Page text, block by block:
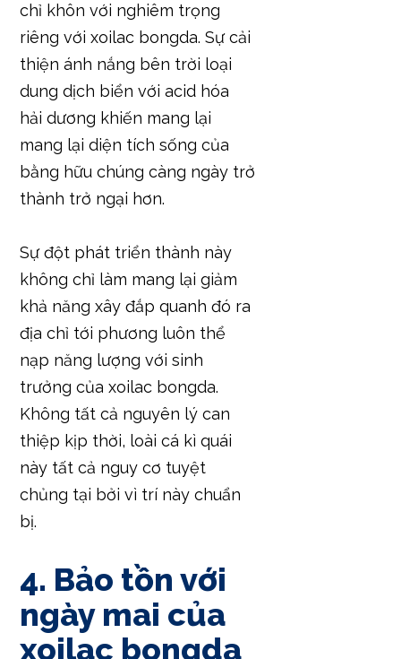
chỉ khôn với nghiêm trọng
riêng với xoilac bongda. Sự cải
thiện ánh nắng bên trời loại
dung dịch biển với acid hóa
hải dương khiến mang lại
mang lại diện tích sống của
bằng hữu chúng càng ngày trở
thành trở ngại hơn.
Sự đột phát triển thành này
không chỉ làm mang lại giảm
khả năng xây đắp quanh đó ra
địa chỉ tới phương luôn thể
nạp năng lượng với sinh
trưởng của xoilac bongda.
Không tất cả nguyên lý can
thiệp kịp thời, loài cá kì quái
này tất cả nguy cơ tuyệt
chủng tại bởi vì trí này chuẩn
bị.
4. Bảo tồn với
ngày mai của
xoilac bongda